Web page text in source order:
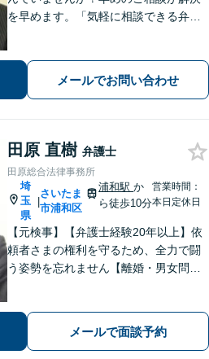
を早めます。「気軽に相談できる弁護
かした迅速な行動力でサポートしま
す。まずはお気軽にご相談ください。
メールでお問い合わせ
田原 直樹 弁護士
田原総合法律事務所
埼
玉
県
|
さいたま
市浦和区
浦和駅か
ら徒歩10分
営業時間：
本日定休日
【元検事】【弁護士経験20年以上】依
頼者さまの権利を守るため、全力で闘
う姿勢を忘れません【離婚・男女問
分・遺留分にも積極的に対応【夜間／
休日の相談可能】
メールで面談予約